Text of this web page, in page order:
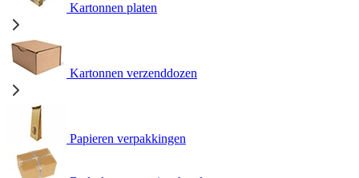
Kartonnen platen
Kartonnen verzenddozen
Papieren verpakkingen